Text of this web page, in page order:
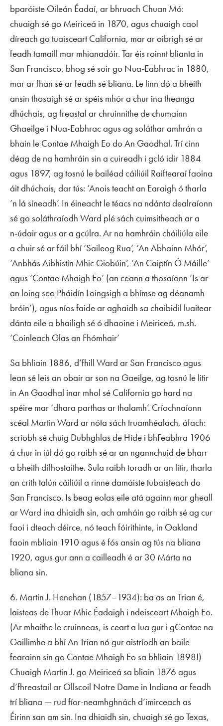
bparóiste Oileán Éadaí, ar bhruach Chuan Mó:
chuaigh sé go Meiriceá in 1870, agus chuaigh caol
díreach go tuaisceart California, mar ar oibrigh sé ar
feadh tamaill mar mhianadóir. Tar éis roinnt blianta in
San Francisco, bhog sé soir go Nua-Eabhrac in 1880,
mar ar fhan sé ar feadh sé bliana. Le linn dó a bheith
ansin thosaigh sé ar spéis mhór a chur ina theanga
dhúchais, ag freastal ar chruinnithe de chumainn
Ghaeilge i Nua-Eabhrac agus ag soláthar amhrán a
bhain le Contae Mhaigh Eo doAn Gaodhal. Trí cinn
déag de na hamhráin sin a cuireadh i gcló idir 1884
agus 1897, ag tosnú le bailéad cáiliúil Raiftearaí faoina
áit dhúchais, dar tús: ‘Anois teacht an Earaigh ó tharla
’n lá síneadh’. In éineacht le téacs na ndánta dealraíonn
sé go soláthraíodh Ward plé sách cuimsitheach ar a
n‑údair agus ar a gcúlra. Ar na hamhráin cháiliúla eile
a chuir sé ar fáil bhí ‘Saileog Rua’, ‘An Abhainn Mhór’,
‘Anbhás Aibhistín Mhic Giobúin’, ‘An Caiptín Ó Máille’
agus ‘Contae Mhaigh Eo’ (an ceann a thosaíonn ‘Is ar
an loing seo Pháidín Loingsigh a bhímse ag déanamh
bróin’), agus níos faide ar aghaidh sa chaibidil luaitear
dánta eile a bhailigh sé ó dhaoine i Meiriceá, m.sh.
‘Coinleach Glas an Fhómhair’
Sa bhliain 1886, d’fhill Ward ar San Francisco agus
lean sé leis an obair ar son na Gaeilge, ag tosnú le litir
in An Gaodhal inar mhol sé California go hard na
spéire mar ‘dhara parthas ar thalamh’. Críochnaíonn
scéal Martin Ward ar nóta sách truamhéalach, áfach:
scríobh sé chuig Dubhghlas de Híde i bhFeabhra 1906
á chur in iúl dó go raibh sé ar an ngannchuid de bharr
a bheith dífhostaithe. Sula raibh toradh ar an litir, tharla
an crith talún cáiliúil a rinne damáiste tubaisteach do
San Francisco. Is beag eolas eile atá againn mar gheall
ar Ward ina dhiaidh sin, ach amháin go raibh sé ag cur
faoi i dteach déirce, nó teach fóirithinte, in Oakland
faoin mbliain 1910 agus é fós ansin ag tús na bliana
1920, agus gur ann a cailleadh é ar 30 Márta na
bliana sin.
6. Martin J. Henehan (1857–1934): ba as an Trian é,
laisteas de Thuar Mhic Éadaigh i ndeisceart Mhaigh Eo.
(Ar mhaithe le cruinneas, is ceart a lua gur i gContae na
Gaillimhe a bhí An Trian nó gur aistríodh an baile
fearainn sin go Contae Mhaigh Eo sa bhliain 1898!)
Chuaigh Martin J. go Meiriceá sa bliain 1876 agus
d’fhreastail ar Ollscoil Notre Dame in Indiana ar feadh
trí bliana — rud fíor-neamhghnách d’imirceach as
Éirinn san am sin. Ina dhiaidh sin, chuaigh sé go Texas,